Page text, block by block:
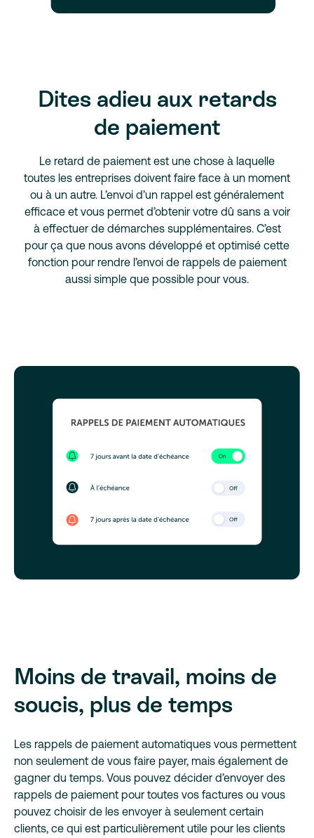
Dites adieu aux retards
de paiement
Le retard de paiement est une chose à laquelle
toutes les entreprises doivent faire face à un moment
ou à un autre. L’envoi d’un rappel est généralement
efficace et vous permet d’obtenir votre dû sans a voir
à effectuer de démarches supplémentaires. C’est
pour ça que nous avons développé et optimisé cette
fonction pour rendre l’envoi de rappels de paiement
aussi simple que possible pour vous.
Moins de travail, moins de
soucis, plus de temps
Les rappels de paiement automatiques vous permettent
non seulement de vous faire payer, mais également de
gagner du temps. Vous pouvez décider d’envoyer des
rappels de paiement pour toutes vos factures ou vous
pouvez choisir de les envoyer à seulement certain
clients, ce qui est particulièrement utile pour les clients